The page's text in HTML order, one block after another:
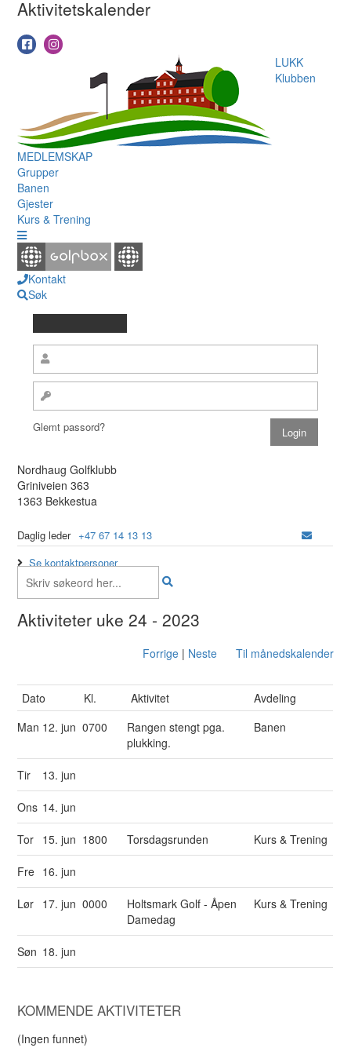
Aktivitetskalender
LUKK
Klubben
MEDLEMSKAP
Grupper
Banen
Gjester
Kurs & Trening
Kontakt
Søk
Glemt passord?
Nordhaug Golfklubb
Griniveien 363
1363 Bekkestua
Daglig leder +47 67 14 13 13
Se kontaktpersoner
Aktiviteter uke 24 - 2023
Forrige| Neste Til månedskalender
Dato Kl. Aktivitet
Avdeling
Man 12. jun 0700
Rangen stengt pga.
plukking.
Banen
Tir 13. jun
Ons 14. jun
Tor 15. jun 1800 Torsdagsrunden Kurs & Trening
Fre 16. jun
Lør 17. jun 0000
Holtsmark Golf - Åpen
Damedag
Kurs & Trening
Søn 18. jun
KOMMENDE AKTIVITETER
(Ingen funnet)